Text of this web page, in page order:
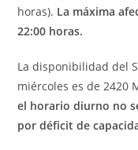
horas). La máxima
22:00 horas.
La disponibilidad del
miércoles es de 2420
el horario diurno no
por déficit de